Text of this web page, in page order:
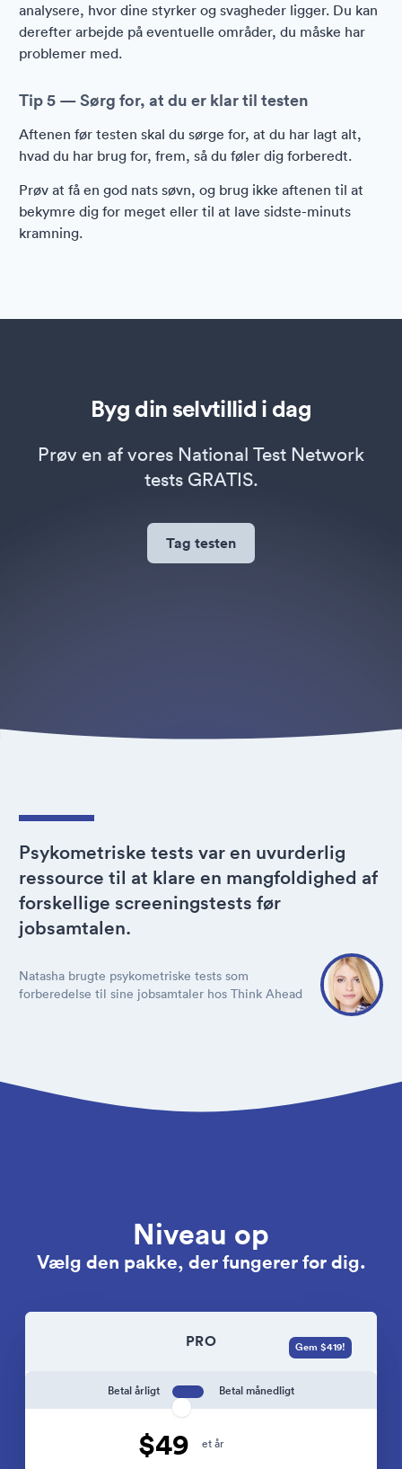
analysere, hvor dine styrker og svagheder ligger. Du kan
derefter arbejde på eventuelle områder, du måske har
problemer med.
Tip 5 — Sørg for, at du er klar til testen
Aftenen før testen skal du sørge for, at du har lagt alt,
hvad du har brug for, frem, så du føler dig forberedt.
Prøv at få en god nats søvn, og brug ikke aftenen til at
bekymre dig for meget eller til at lave sidste-minuts
kramning.
Byg din selvtillid i dag
Prøv en af vores National Test Network
tests GRATIS.
Tag testen
Psykometriske tests var en uvurderlig
ressource til at klare en mangfoldighed af
forskellige screeningstests før
jobsamtalen.
Natasha brugte psykometriske tests som
forberedelse til sine jobsamtaler hos Think Ahead
Niveau op
Vælg den pakke, der fungerer for dig.
PRO
Betal årligt Betal månedligt
$49 et år
Gem $419!